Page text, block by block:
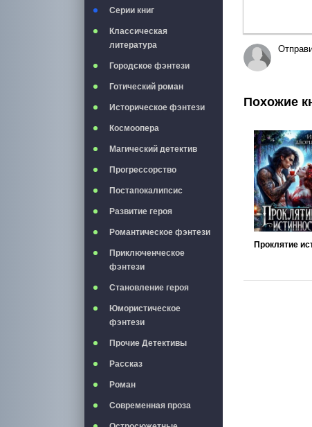
Серии книг
Классическая
литература
Городское фэнтези
Готический роман
Историческое фэнтези
Космоопера
Магический детектив
Прогрессорство
Постапокалипсис
Развитие героя
Романтическое фэнтези
Приключенческое
фэнтези
Становление героя
Юмористическое
фэнтези
Прочие Детективы
Рассказ
Роман
Современная проза
Похожие